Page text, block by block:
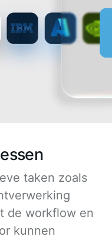
taken zoals
de workflow en
kunnen